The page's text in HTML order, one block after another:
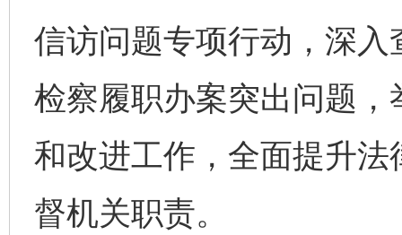
信访问题专项行动，深
检察履职办案突出问题
和改进工作，全面提升
督机关职责。